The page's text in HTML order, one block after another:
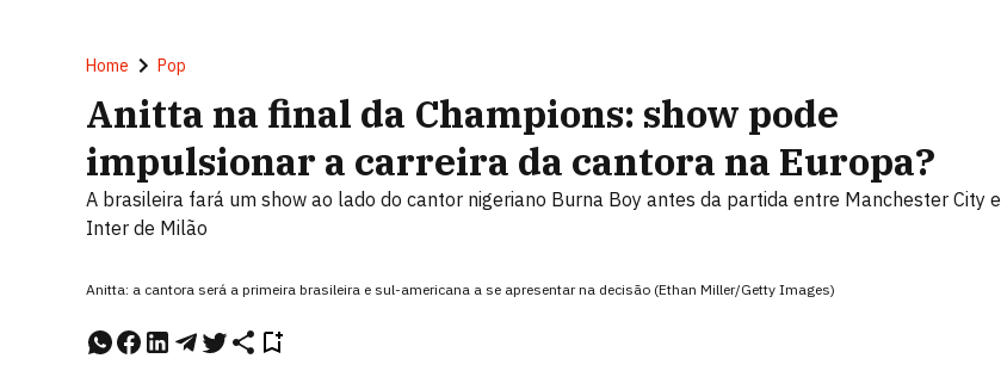
Home Pop
Anitta na final da Champions: show pode
impulsionar a carreira da cantora na Europa?
A brasileira fará um show ao lado do cantor nigeriano Burna Boy antes da partida entre Manchester City e
Inter de Milão
Anitta: a cantora será a primeira brasileira e sul-americana a se apresentar na decisão (Ethan Miller/Getty Images)